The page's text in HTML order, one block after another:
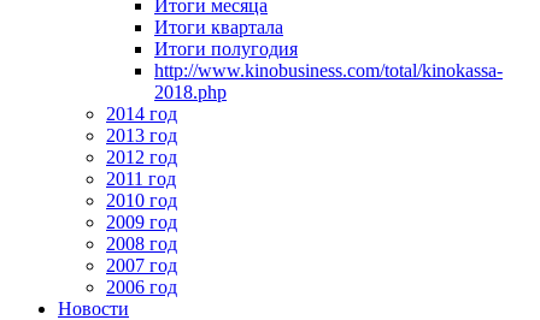
Итоги месяца
Итоги квартала
Итоги полугодия
http://www.kinobusiness.com/total/kinokassa-
2018.php
2014 год
2013 год
2012 год
2011 год
2010 год
2009 год
2008 год
2007 год
2006 год
Новости